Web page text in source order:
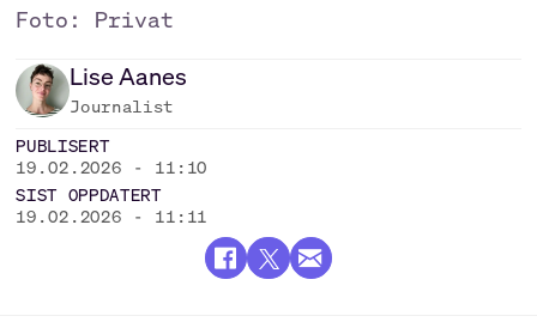
Foto: Privat
LiseAanes
Journalist
PUBLISERT
19.02.2026 - 11:10
SIST OPPDATERT
19.02.2026 - 11:11